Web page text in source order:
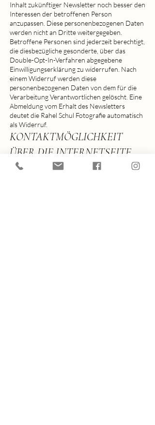
Inhalt zukünftiger Newsletter noch besser den
Interessen der betroffenen Person
anzupassen. Diese personenbezogenen Daten
werden nicht an Dritte weitergegeben.
Betroffene Personen sind jederzeit berechtigt,
die diesbezügliche gesonderte, über das
Double-Opt-In-Verfahren abgegebene
Einwilligungserklärung zu widerrufen. Nach
einem Widerruf werden diese
personenbezogenen Daten von dem für die
Verarbeitung Verantwortlichen gelöscht. Eine
Abmeldung vom Erhalt des Newsletters
deutet die Rahel Schul Fotografie automatisch
als Widerruf.
KONTAKTMÖGLICHKEIT
ÜBER DIE INTERNETSEITE
Die Internetseite der Rahel Schul Fotografie